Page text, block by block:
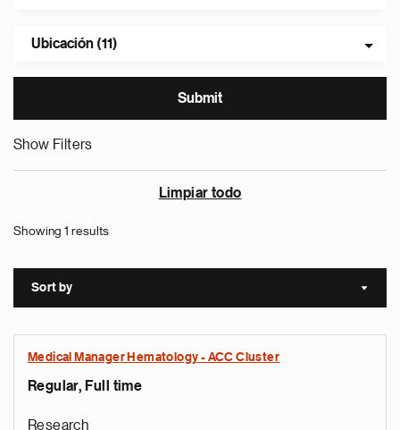
Ubicación (11)
Show Filters
Limpiar todo
Showing 1 results
Sort by Sort
Medical Manager Hematology - ACC Cluster
Regular, Full time
Research